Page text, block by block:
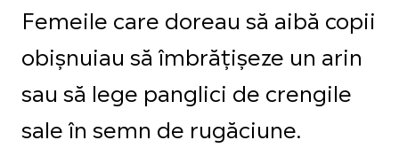
Femeile care doreau să aibă copii
obișnuiau să îmbrățișeze un arin
sau să lege panglici de crengile
sale în semn de rugăciune.